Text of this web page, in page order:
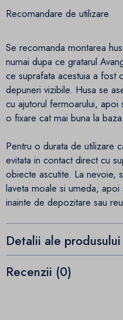
Recomandare de utilizare
Se recomanda montarea
numai dupa ce gratarul
ce suprafata acestuia a fost
depuneri vizibile. Husa se
cu ajutorul fermoarului, apoi
o fixare cat mai buna la baza.
Pentru o durata de utilizare
evitata in contact direct cu
obiecte ascutite. La nevoie,
laveta moale si umeda, apoi
inainte de depozitare sau
Detalii ale produsului
Recenzii (0)